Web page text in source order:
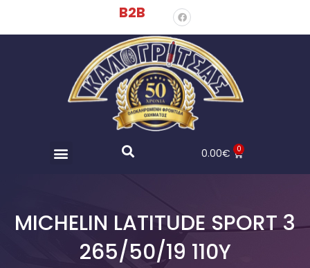
B2B
0.00€ 0
MICHELIN LATITUDE SPORT 3
265/50/19 110Y